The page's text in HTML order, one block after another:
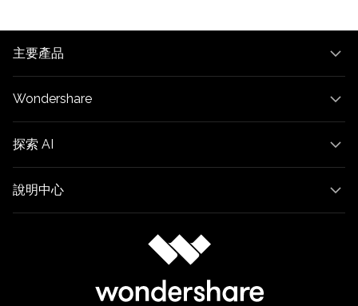
主要產品
Wondershare
探索 AI
說明中心